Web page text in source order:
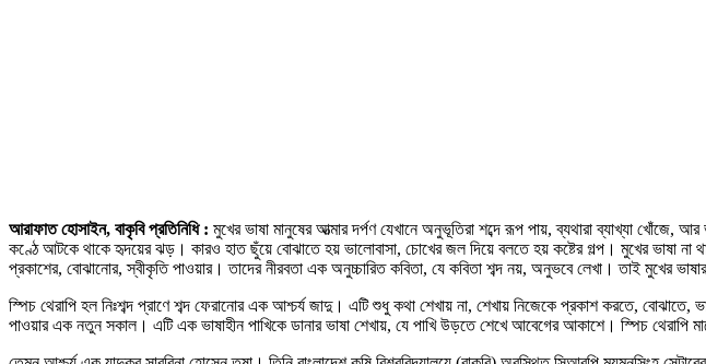
আরাফাত হোসাইন, বাকৃবি প্রতিনিধি : মুখের ভাষা মানুষের আত্মার দর্পণ যেখানে অনুভূতিরা শব্দে রূপ পায়, ব্যথারা ব্যাখ্যা খোঁজে,
কণ্ঠে আটকে থাকে হৃদয়ের ঝড়। কারও হাত ছুঁয়ে বোঝাতে হয় ভালোবাসা, চোখের জল দিয়ে বলতে হয় কষ্টের গল্প। মুখের ভাষা
প্রকাশের, বোঝানোর, স্বীকৃতি পাওয়ার। তাদের নীরবতা এক অনুচ্চারিত কবিতা, যে কবিতা শব্দ নয়, অনুভবে লেখা। তাই মুখের
স্পিচ থেরাপি হল নিঃশব্দ প্রাণে শব্দ ফেরানোর এক আশ্চর্য জাদু। এটি শুধু কথা শেখায় না, শেখায় নিজেকে প্রকাশ করতে,
পাওয়ার এক নতুন সকাল। এটি এক ভাষাহীন পাখিকে ডানার ভাষা শেখায়, যে পাখি উড়তে শেখে আবেগের আকাশে। স্পিচ থেরাপি